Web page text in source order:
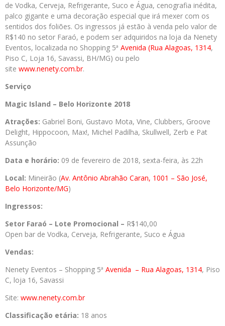
de Vodka, Cerveja, Refrigerante, Suco e Água, cenografia inédita,
palco gigante e uma decoração especial que irá mexer com os
sentidos dos foliões. Os ingressos já estão à venda pelo valor de
R$140 no setor Faraó, e podem ser adquiridos na loja da Nenety
Eventos, localizada no Shopping 5ª Avenida (Rua Alagoas, 1314,
Piso C, Loja 16, Savassi, BH/MG) ou pelo
site www.nenety.com.br.
Serviço
Magic Island – Belo Horizonte 2018
Atrações: Gabriel Boni, Gustavo Mota, Vine, Clubbers, Groove
Delight, Hippocoon, Max!, Michel Padilha, Skullwell, Zerb e Pat
Assunção
Data e horário: 09 de fevereiro de 2018, sexta-feira, às 22h
Local: Mineirão (Av. Antônio Abrahão Caran, 1001 – São José,
Belo Horizonte/MG)
Ingressos:
Setor Faraó – Lote Promocional – R$140,00
Open bar de Vodka, Cerveja, Refrigerante, Suco e Água
Vendas:
Nenety Eventos – Shopping 5ª Avenida – Rua Alagoas, 1314, Piso
C, loja 16, Savassi
Site: www.nenety.com.br
Classificação etária: 18 anos